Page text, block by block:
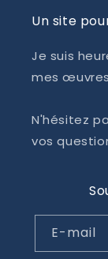
Un site
Je suis
mes
N'hésitez
vos
E-mail